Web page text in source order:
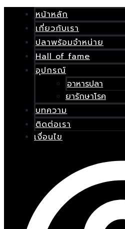
หน้าหลัก
เกี่ยวกับเรา
ปลาพร้อมจำหน่าย
Hall of fame
อุปกรณ์
อาหารปลา
ยารักษาโรค
บทความ
ติดต่อเรา
เงื่อนไข